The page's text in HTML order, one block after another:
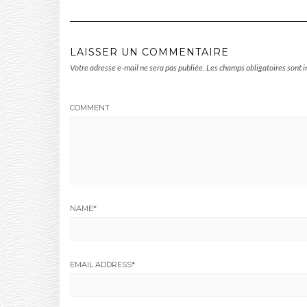
LAISSER UN COMMENTAIRE
Votre adresse e-mail ne sera pas publiée. Les champs obligatoires sont
COMMENT
NAME*
EMAIL ADDRESS*